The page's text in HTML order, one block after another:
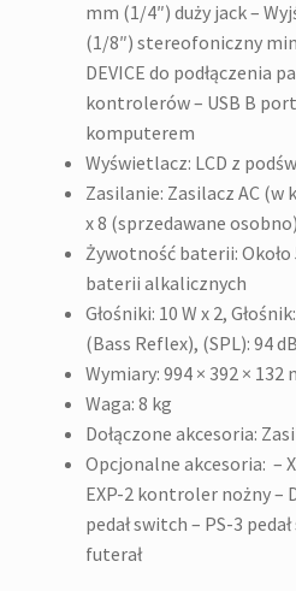
mm (1/4″) duży jack –
(1/8″) stereofoniczny
DEVICE do podłączenia
kontrolerów – USB B
komputerem
Wyświetlacz: LCD z
Zasilanie: Zasilacz AC
x 8 (sprzedawane osobno)
Żywotność baterii:
baterii alkalicznych
Głośniki: 10 W x 2,
(Bass Reflex), (SPL): 94
Wymiary: 994 × 392 × 132
Waga: 8 kg
Dołączone akcesoria:
Opcjonalne akcesoria: –
EXP-2 kontroler nożny –
pedał switch – PS-3
futerał